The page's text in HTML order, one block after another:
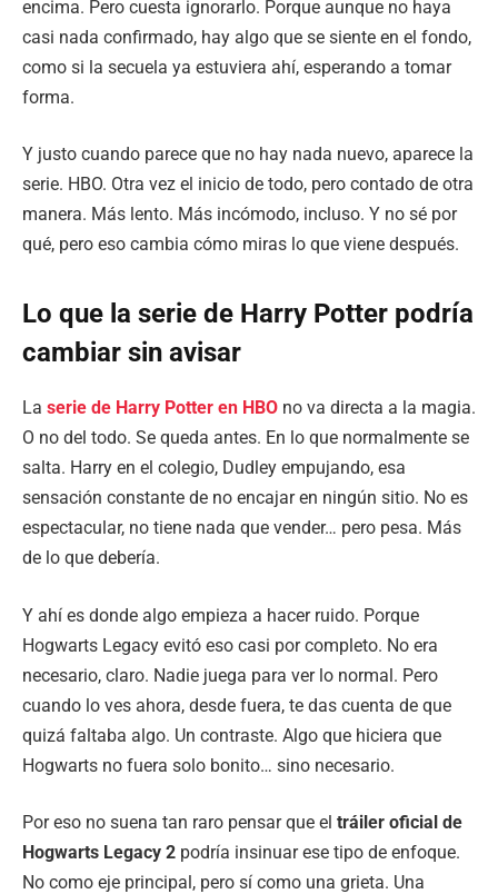
encima. Pero cuesta ignorarlo. Porque aunque no haya
casi nada confirmado, hay algo que se siente en el fondo,
como si la secuela ya estuviera ahí, esperando a tomar
forma.
Y justo cuando parece que no hay nada nuevo, aparece la
serie. HBO. Otra vez el inicio de todo, pero contado de otra
manera. Más lento. Más incómodo, incluso. Y no sé por
qué, pero eso cambia cómo miras lo que viene después.
Lo que la serie de Harry Potter podría
cambiar sin avisar
La serie de Harry Potter en HBO no va directa a la magia.
O no del todo. Se queda antes. En lo que normalmente se
salta. Harry en el colegio, Dudley empujando, esa
sensación constante de no encajar en ningún sitio. No es
espectacular, no tiene nada que vender… pero pesa. Más
de lo que debería.
Y ahí es donde algo empieza a hacer ruido. Porque
Hogwarts Legacy evitó eso casi por completo. No era
necesario, claro. Nadie juega para ver lo normal. Pero
cuando lo ves ahora, desde fuera, te das cuenta de que
quizá faltaba algo. Un contraste. Algo que hiciera que
Hogwarts no fuera solo bonito… sino necesario.
Por eso no suena tan raro pensar que el tráiler oficial de
Hogwarts Legacy 2 podría insinuar ese tipo de enfoque.
No como eje principal, pero sí como una grieta. Una